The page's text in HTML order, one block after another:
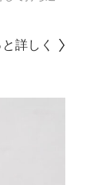
詳しく